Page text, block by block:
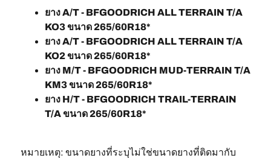
ยาง A/T - BFGOODRICH ALL TERRAIN T/A
KO3 ขนาด 265/60R18*
ยาง A/T - BFGOODRICH ALL TERRAIN T/A
KO2 ขนาด 265/60R18*
ยาง M/T - BFGOODRICH MUD-TERRAIN T/A
KM3 ขนาด 265/60R18*
ยาง H/T - BFGOODRICH TRAIL-TERRAIN
T/A ขนาด 265/60R18*
หมายเหตุ: ขนาดยางที่ระบุไม่ใช่ขนาดยางที่ติดมากับ